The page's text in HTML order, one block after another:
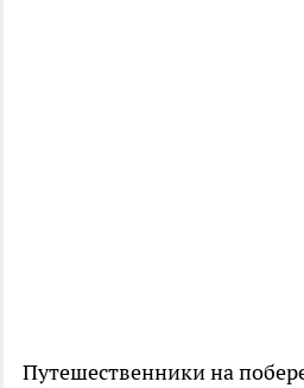
Путешественники на